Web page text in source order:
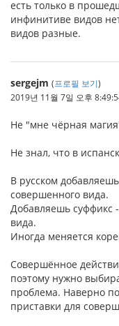
есть только в
инфинитиве видов
видов разные.
sergejm (프로필 보기)
2019년 11월 7일 오후
Не "мне чёрная
Не знал, что в
В русском
совершенного вида.
Добавляешь суффикс
вида.
Иногда меняется
Совершённое
поэтому нужно
проблема. Наверно
приставки для